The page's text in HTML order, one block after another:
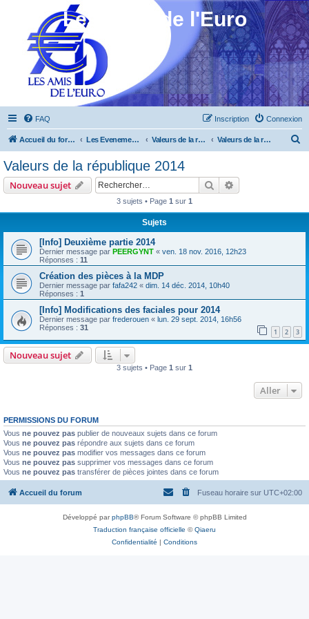
Les Amis de l'Euro
FAQ Connexion
Inscription
Accueil du forum Les Evenements ! [Ouvert au public] Valeurs de la république 2013 à 2015 Valeurs de la république 2014
Valeurs de la république 2014
Nouveau sujet Rechercher
3 sujets • Page 1 sur 1
Sujets
[Info] Deuxième partie 2014
Dernier message par PEERGYNT « ven. 18 nov. 2016, 12h23
Réponses : 11
Création des pièces à la MDP
Dernier message par fafa242 « dim. 14 déc. 2014, 10h40
Réponses : 1
[Info] Modifications des faciales pour 2014
Dernier message par frederouen « lun. 29 sept. 2014, 16h56
Réponses : 31 1 2 3
Nouveau sujet
3 sujets • Page 1 sur 1
Aller
PERMISSIONS DU FORUM
Vous ne pouvez pas publier de nouveaux sujets dans ce forum
Vous ne pouvez pas répondre aux sujets dans ce forum
Vous ne pouvez pas modifier vos messages dans ce forum
Vous ne pouvez pas supprimer vos messages dans ce forum
Vous ne pouvez pas transférer de pièces jointes dans ce forum
Accueil du forum Fuseau horaire sur UTC+02:00
Développé parphpBB® Forum Software © phpBB Limited
Traduction française officielle ©Qiaeru
Confidentialité | Conditions